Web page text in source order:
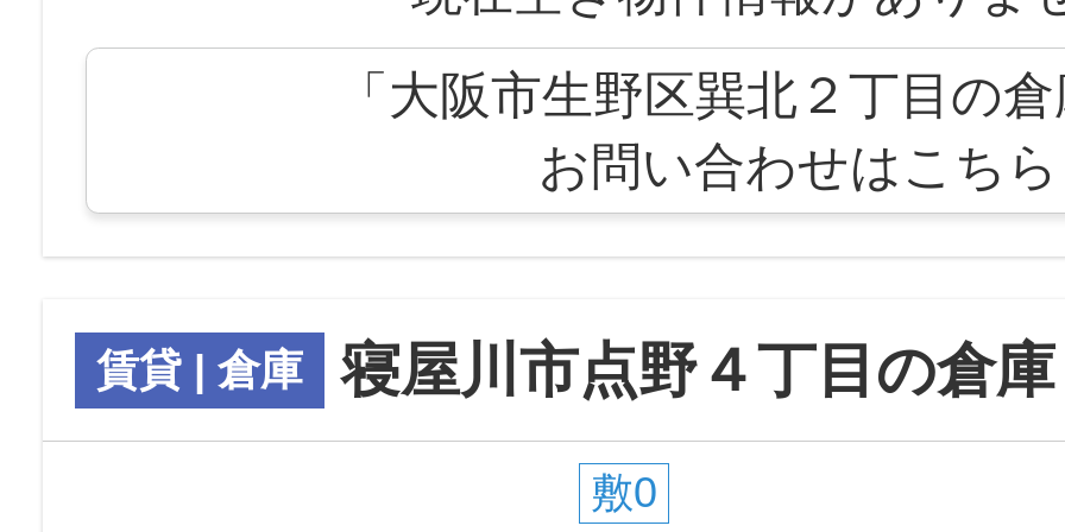
「大阪市生野区巽北２丁目の
お問い合わせはこちら
賃貸 | 倉庫 寝屋川市点野４丁目の倉庫
敷0